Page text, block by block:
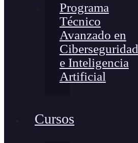
Programa
Técnico
Avanzado en
Ciberseguridad
e Inteligencia
Artificial
Cursos